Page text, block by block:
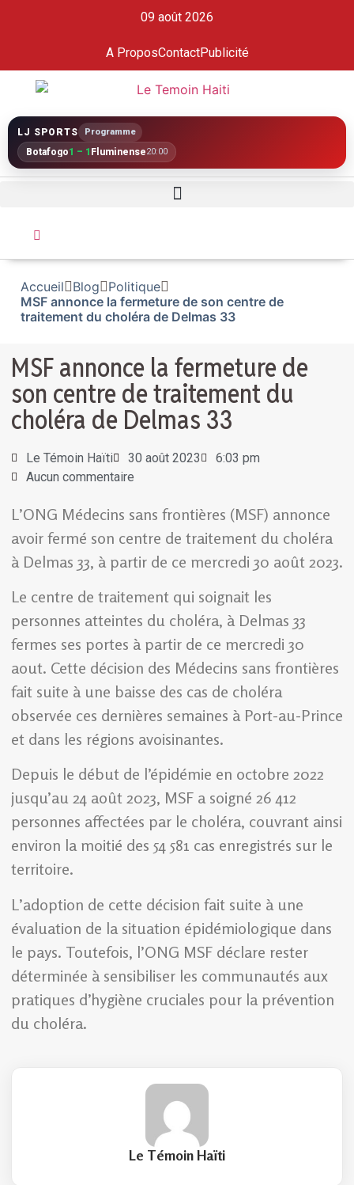
09 août 2026
A ProposContactPublicité
LJ SPORTS Programme
Botafogo1 – 1 Fluminense20:00
Accueil Blog
Politique
MSF annonce la fermeture de son centre de
traitement du choléra de Delmas 33
MSF annonce la fermeture de
son centre de traitement du
choléra de Delmas 33
Le Témoin Haïti 30 août 2023
6:03 pm
Aucun commentaire
L’ONG Médecins sans frontières (MSF) annonce
avoir fermé son centre de traitement du choléra
à Delmas 33, à partir de ce mercredi 30 août 2023.
Le centre de traitement qui soignait les
personnes atteintes du choléra, à Delmas 33
fermes ses portes à partir de ce mercredi 30
aout. Cette décision des Médecins sans frontières
fait suite à une baisse des cas de choléra
observée ces dernières semaines à Port-au-Prince
et dans les régions avoisinantes.
Depuis le début de l’épidémie en octobre 2022
jusqu’au 24 août 2023, MSF a soigné 26 412
personnes affectées par le choléra, couvrant ainsi
environ la moitié des 54 581 cas enregistrés sur le
territoire.
L’adoption de cette décision fait suite à une
évaluation de la situation épidémiologique dans
le pays. Toutefois, l’ONG MSF déclare rester
déterminée à sensibiliser les communautés aux
pratiques d’hygiène cruciales pour la prévention
du choléra.
Le Témoin Haïti